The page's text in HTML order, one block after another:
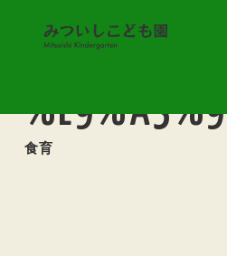
食育